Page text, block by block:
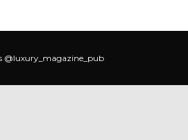
@luxury_magazine_pub